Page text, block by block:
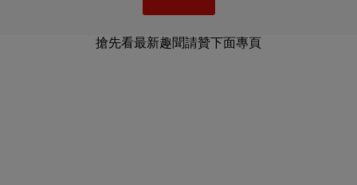
搶先看最新趣聞請贊下面專頁